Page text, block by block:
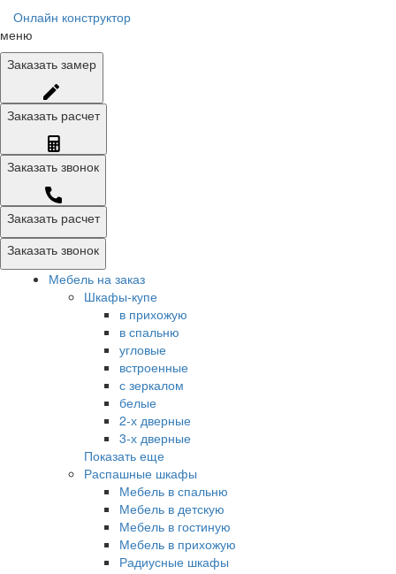
Онлайн конструктор
меню
Заказать замер
Заказать расчет
Заказать звонок
Заказать расчет
Заказать звонок
Мебель на заказ
Шкафы-купе
в прихожую
в спальню
угловые
встроенные
с зеркалом
белые
2-х дверные
3-х дверные
Показать еще
Распашные шкафы
Мебель в спальню
Мебель в детскую
Мебель в гостиную
Мебель в прихожую
Радиусные шкафы